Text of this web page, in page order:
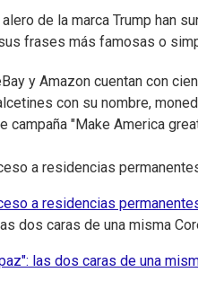
de la marca Trump han
frases más famosas o
y Amazon cuentan con
con su nombre,
campaña "Make America
a residencias
a residencias
dos caras de una misma
las dos caras de una